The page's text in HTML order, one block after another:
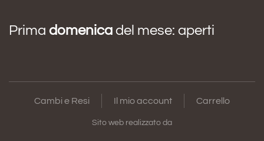
Prima domenica del mese: aperti
Cambi e Resi Il mio account Carrello
Sito web realizzato da